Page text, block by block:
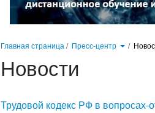
Главная страница / Пресс-центр /
Новости
Трудовой кодекс РФ в вопросах-